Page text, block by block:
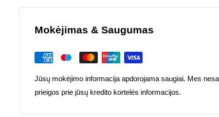
Mokėjimas & Saugumas
Jūsų mokėjimo informacija apdorojama saugiai. Mes
prieigos prie jūsų kredito kortelės informacijos.